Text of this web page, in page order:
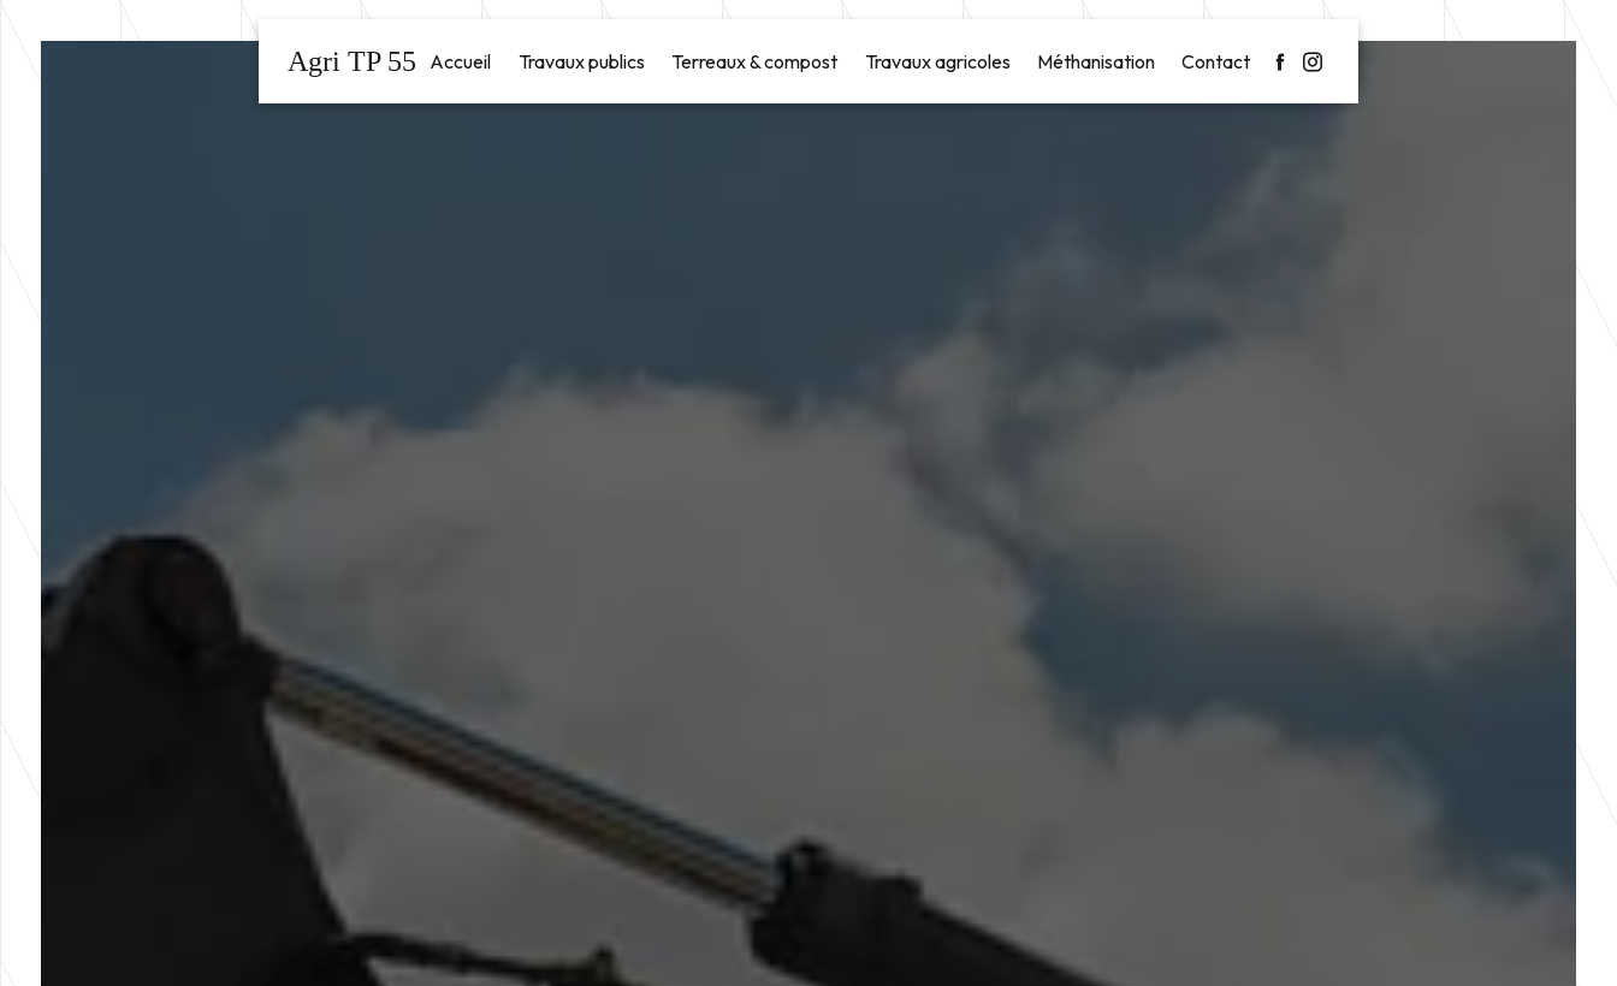
Agri TP 55 Accueil Travaux publics Terreaux & compost Travaux agricoles Méthanisation Contact